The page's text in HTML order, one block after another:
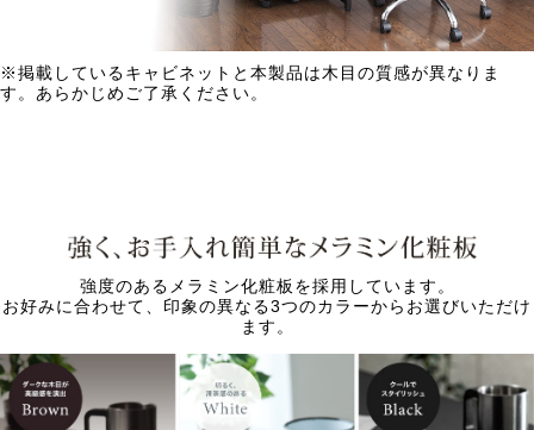
※掲載しているキャビネットと本製品は木目の質感が異なりま
す。あらかじめご了承ください。
強度のあるメラミン化粧板を採用しています。
お好みに合わせて、印象の異なる3つのカラーからお選びいただけ
ます。